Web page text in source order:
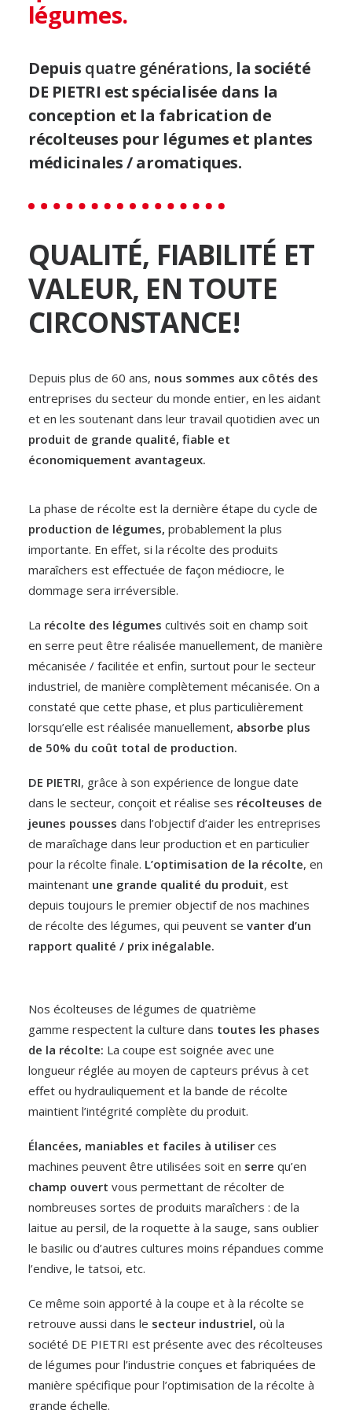
pour celuiindustriel.
toutes les récolteuses de légumes et
plantes
médicinales et aromatiquesest une faucheuse /
récolteuse innovante et à la pointe de la technologie
qui vous aidera à optimiser votre récolte en
évitant
DEMANDE DE CONSEIL
légumes.
Depuis quatre générations, la société
DE PIETRI est spécialisée dans la
conception et la fabrication de
récolteuses pour légumes et plantes
médicinales / aromatiques.
QUALITÉ, FIABILITÉ ET
VALEUR, EN TOUTE
CIRCONSTANCE!
Depuis plus de 60 ans, nous sommes aux côtés des
entreprises du secteur du monde entier, en les aidant
et en les soutenant dans leur travail quotidien avec un
produit de grande qualité, fiable et
économiquement avantageux.
La phase de récolte est la dernière étape du cycle de
production de légumes, probablement la plus
importante. En effet, si la récolte des produits
maraîchers est effectuée de façon médiocre, le
dommage sera irréversible.
La récolte des légumes cultivés soit en champ soit
en serre peut être réalisée manuellement, de manière
mécanisée / facilitée et enfin, surtout pour le secteur
industriel, de manière complètement mécanisée. On a
constaté que cette phase, et plus particulièrement
lorsqu’elle est réalisée manuellement, absorbe plus
de 50% du coût total de production.
DE PIETRI, grâce à son expérience de longue date
dans le secteur, conçoit et réalise ses récolteuses de
jeunes pousses dans l’objectif d’aider les entreprises
de maraîchage dans leur production et en particulier
pour la récolte finale. L’optimisation de la récolte, en
maintenant une grande qualité du produit, est
depuis toujours le premier objectif de nos machines
de récolte des légumes, qui peuvent se vanter d’un
rapport qualité / prix inégalable.
Nos écolteuses de légumes de quatrième
gamme respectent la culture dans toutes les phases
de la récolte: La coupe est soignée avec une
longueur réglée au moyen de capteurs prévus à cet
effet ou hydrauliquement et la bande de récolte
maintient l’intégrité complète du produit.
Élancées, maniables et faciles à utiliser ces
machines peuvent être utilisées soit en serre qu’en
champ ouvert vous permettant de récolter de
nombreuses sortes de produits maraîchers : de la
laitue au persil, de la roquette à la sauge, sans oublier
le basilic ou d’autres cultures moins répandues comme
l’endive, le tatsoi, etc.
Ce même soin apporté à la coupe et à la récolte se
retrouve aussi dans le secteur industriel, où la
société DE PIETRI est présente avec des récolteuses
de légumes pour l’industrie conçues et fabriquées de
manière spécifique pour l’optimisation de la récolte à
grande échelle.